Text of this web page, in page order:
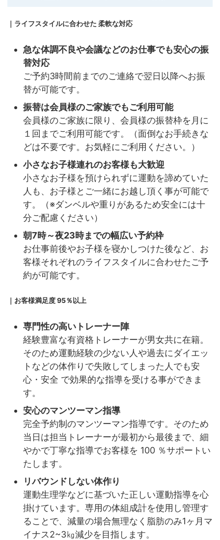
｜ライフスタイルに合わせた 柔軟な対応
急な体調不良や会議などのお仕事でも安心の振
替対応
ご予約3時間前までのご連絡で翌日以降へお振
替が可能です。
振替は会員様のご家族でもご利用可能
会員様のご家族に限り、会員様の振替枠を月に
１回までご利用可能です。（面倒なお手続きな
どは不要です。お気軽にご利用ください。）
小さなお子様連れのお客様も大歓迎
小さなお子様を預けられずに運動を諦めていた
人も、お子様とご一緒にお越し頂く事が可能で
す。（※ダンベルや重りがあるため安全には十
分ご配慮ください）
朝7時～夜23時までの幅広い予約枠
お仕事前後やお子様を寝かしつけた後など、お
客様それぞれのライフスタイルに合わせたご予
約が可能です。
｜お客様満足度95％以上
専門性の高いトレーナー陣
経験豊富な有資格トレーナーが男女共に在籍。
そのため運動経験の少ない人や過去にダイエッ
トなどの体作りで失敗してしまった人でも安
心・安全 で効果的な指導を受ける事ができま
す。
安心のマンツーマン指導
完全予約制のマンツーマン指導です。そのため
当日は担当トレーナーが最初から最後まで、細
やかで丁寧な指導でお客様を 100 ％サポートい
たします。
リバウンドしない体作り
運動生理学などに基づいた正しい運動指導を心
掛けています。専用の体組成計を使用し管理す
ることで、減量の場合無理なく脂肪のみ1ヶ月マ
イナス2~3㎏減少を目指します。